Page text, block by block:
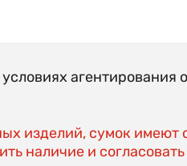
агентирования
изделий, сумок имеют
наличие и